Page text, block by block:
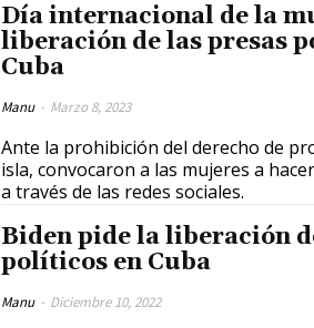
Día internacional de la
liberación de las presas
Cuba
Manu - Marzo 8, 2023
Ante la prohibición del derecho de
isla, convocaron a las mujeres a
a través de las redes sociales.
Biden pide la liberación
políticos en Cuba
Manu - Diciembre 10, 2022